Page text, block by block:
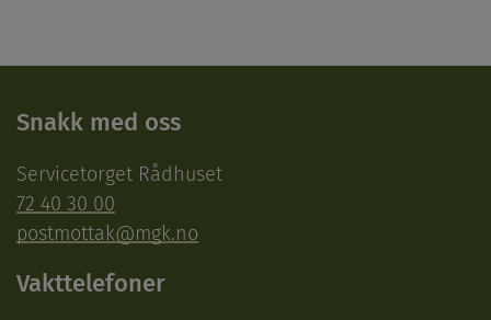
Snakk med oss
Servicetorget Rådhuset
72 40 30 00
postmottak@mgk.no
Vakttelefoner